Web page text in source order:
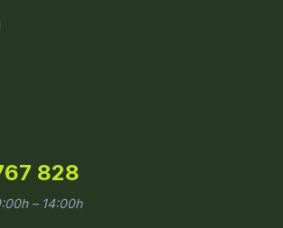
828
– 14:00h